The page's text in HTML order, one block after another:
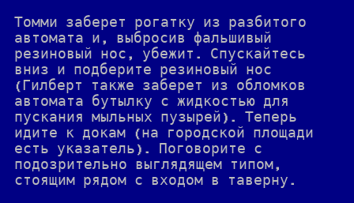
Томми заберет рогатку из разбитого
автомата и, выбросив фальшивый
резиновый нос, убежит. Спускайтесь
вниз и подберите резиновый нос
(Гилберт также заберет из обломков
автомата бутылку с жидкостью для
пускания мыльных пузырей). Теперь
идите к докам (на городской площади
есть указатель). Поговорите с
подозрительно выглядящем типом,
стоящим рядом с входом в таверну.